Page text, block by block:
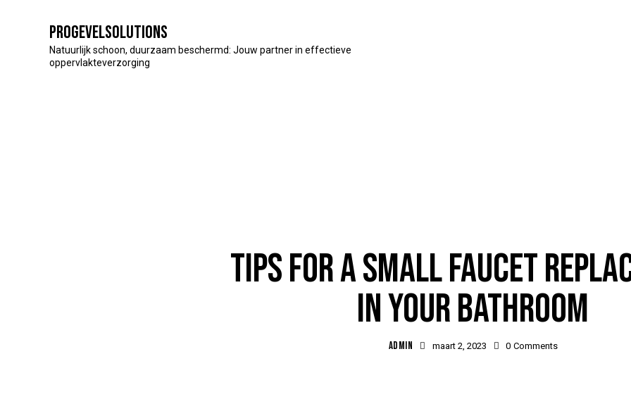
Progevelsolutions
Natuurlijk schoon, duurzaam beschermd: Jouw partner in effectieve
oppervlakteverzorging
TIPS FOR A SMALL FAUCET
IN YOUR BATHROOM
ADMIN maart 2, 2023 0 Comments